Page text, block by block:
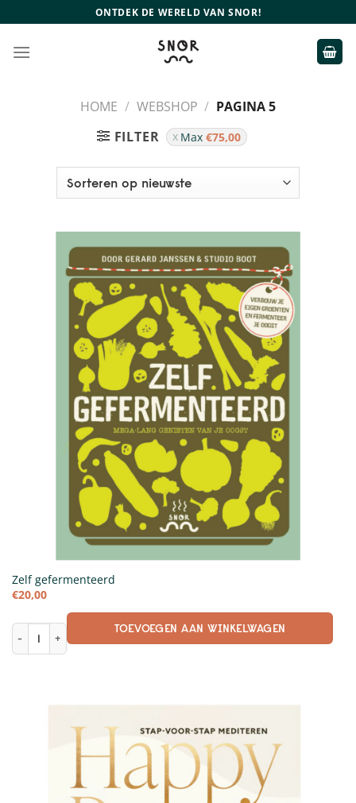
naar
inhoud
ONTDEK DE WERELD VAN SNOR!
HOME / WEBSHOP / PAGINA 5
FILTER
Max€75,00
Zelf gefermenteerd
€20,00
Zelf gefermenteerd aantalTOEVOEGEN AAN WINKELWAGEN